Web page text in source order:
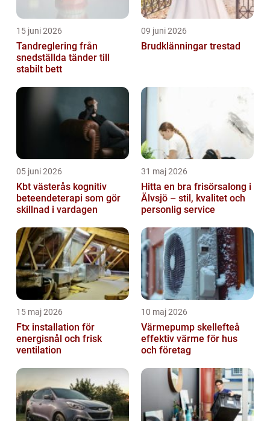
15 juni 2026
Tandreglering från
snedställda tänder till
stabilt bett
09 juni 2026
Brudklänningar trestad
05 juni 2026
Kbt västerås kognitiv
beteendeterapi som gör
skillnad i vardagen
31 maj 2026
Hitta en bra frisörsalong i
Älvsjö – stil, kvalitet och
personlig service
15 maj 2026
Ftx installation för
energisnål och frisk
ventilation
10 maj 2026
Värmepump skellefteå
effektiv värme för hus
och företag